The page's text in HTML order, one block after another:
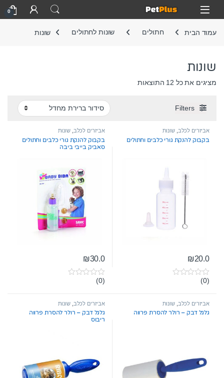
Skip to navigation
Skip to content
Open
0
עמוד הבית חתולים שונות לחתולים שונות
שונות
מציגים את כל ⁦12⁩ התוצאות
Filters
אביזרים לכלב ,שונות
בקבוק להנקת גורי כלבים וחתולים
₪20.0
0
t
o
f
(0)
אביזרים לכלב ,שונות
בקבוק להנקת גורי כלבים וחתולים
סאביק בייבי ביבה
₪30.0
0
t
o
f
5
(0)
אביזרים לכלב ,שונות
גלגל דבק – רולר להסרת פרווה
אביזרים לכלב ,שונות
גלגל דבק – רולר להסרת פרווה
ריבוס